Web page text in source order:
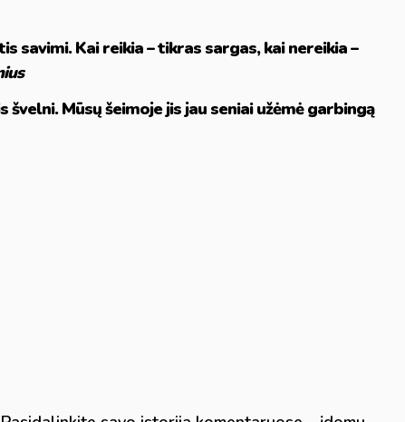
savimi. Kai reikia – tikras sargas, kai nereikia –
Mūsų šeimoje jis jau seniai užėmė garbingą